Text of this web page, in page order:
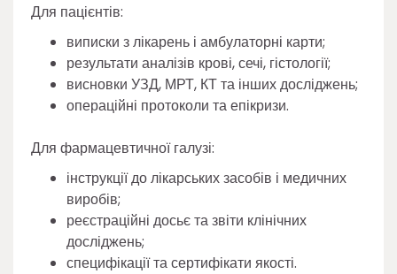
Для пацієнтів:
виписки з лікарень і амбулаторні карти;
результати аналізів крові, сечі, гістології;
висновки УЗД, МРТ, КТ та інших досліджень;
операційні протоколи та епікризи.
Для фармацевтичної галузі:
інструкції до лікарських засобів і медичних
виробів;
реєстраційні досьє та звіти клінічних
досліджень;
специфікації та сертифікати якості.